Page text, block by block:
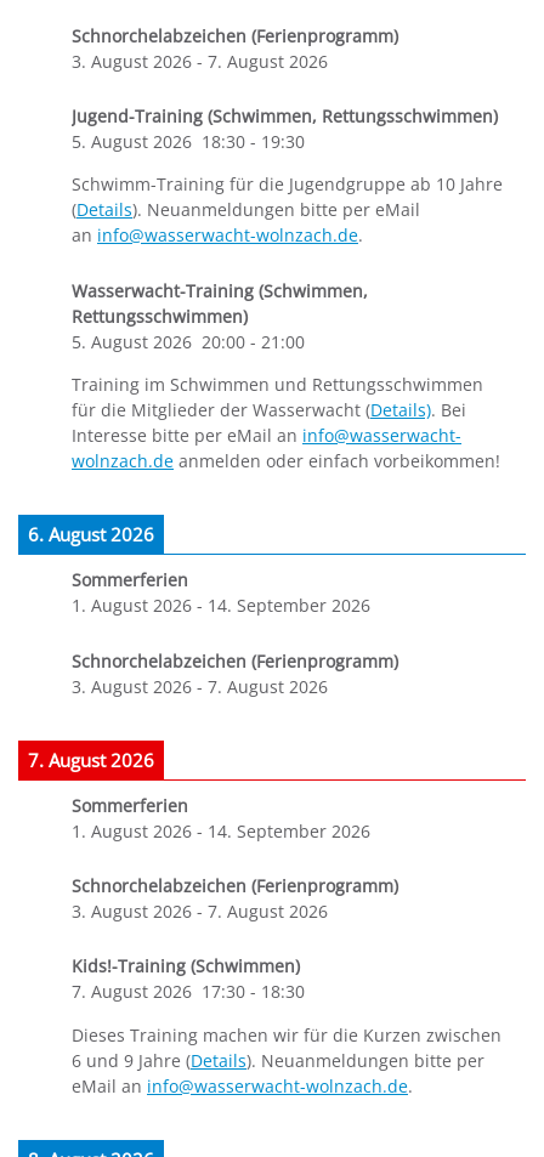
Schnorchelabzeichen (Ferienprogramm)
3. August 2026 - 7. August 2026
Jugend-Training (Schwimmen, Rettungsschwimmen)
5. August 2026 18:30 - 19:30
Schwimm-Training für die Jugendgruppe ab 10 Jahre
(Details). Neuanmeldungen bitte per eMail
an info@wasserwacht-wolnzach.de.
Wasserwacht-Training (Schwimmen,
Rettungsschwimmen)
5. August 2026 20:00 - 21:00
Training im Schwimmen und Rettungsschwimmen
für die Mitglieder der Wasserwacht (Details). Bei
Interesse bitte per eMail an info@wasserwacht-
wolnzach.de anmelden oder einfach vorbeikommen!
6. August 2026
Sommerferien
1. August 2026 - 14. September 2026
Schnorchelabzeichen (Ferienprogramm)
3. August 2026 - 7. August 2026
7. August 2026
Sommerferien
1. August 2026 - 14. September 2026
Schnorchelabzeichen (Ferienprogramm)
3. August 2026 - 7. August 2026
Kids!-Training (Schwimmen)
7. August 2026 17:30 - 18:30
Dieses Training machen wir für die Kurzen zwischen
6 und 9 Jahre (Details). Neuanmeldungen bitte per
eMail an info@wasserwacht-wolnzach.de.